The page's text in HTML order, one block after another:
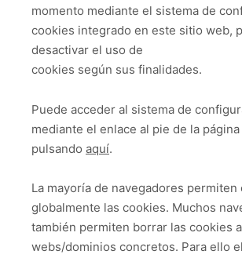
momento mediante el sistema de
cookies integrado en este sitio web,
desactivar el uso de
cookies según sus finalidades.
Puede acceder al sistema de
mediante el enlace al pie de la
pulsando aquí.
La mayoría de navegadores permiten
globalmente las cookies. Muchos
también permiten borrar las cookies
webs/dominios concretos. Para ello